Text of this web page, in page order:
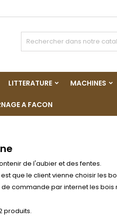
LITTERATURE MACHINES
A FACON
de l'aubier et des fentes.
que le client vienne choisir les
de commande par internet les
produits.
Mes listes
Créer une nouvelle liste
((modalTitle))
((confirmMessage))
Créer une liste
Connexion
Vous devez être connecté pour